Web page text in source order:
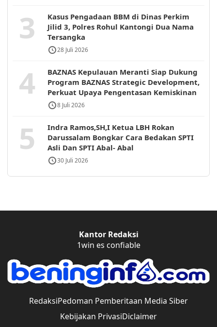
3
Kasus Pengadaan BBM di Dinas Perkim
Jilid 3, Polres Rohul Kantongi Dua Nama
Tersangka
28 Juli 2026
4
BAZNAS Kepulauan Meranti Siap Dukung
Program BAZNAS Strategic Development,
Perkuat Upaya Pengentasan Kemiskinan
8 Juli 2026
5
Indra Ramos,SH,I Ketua LBH Rokan
Darussalam Bongkar Cara Bedakan SPTI
Asli Dan SPTI Abal- Abal
30 Juli 2026
Kantor Redaksi
1win es confiable
RedaksiPedoman Pemberitaan Media Siber
Kebijakan PrivasiDiclaimer